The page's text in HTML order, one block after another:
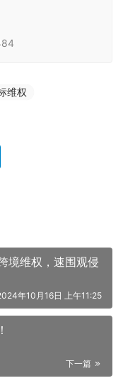
维权
境维权，速围观侵
年10月16日 上午11:25
下一篇